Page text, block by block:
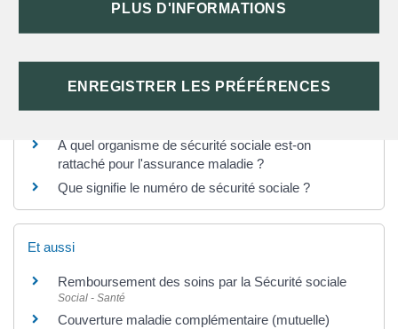
PLUS D'INFORMATIONS
ENREGISTRER LES PRÉFÉRENCES
Questions ? Réponses !
À quel organisme de sécurité sociale est-on
rattaché pour l'assurance maladie ?
Que signifie le numéro de sécurité sociale ?
Et aussi
Remboursement des soins par la Sécurité sociale
Social - Santé
Couverture maladie complémentaire (mutuelle)